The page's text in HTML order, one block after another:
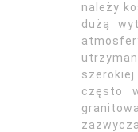
należy
dużą
często